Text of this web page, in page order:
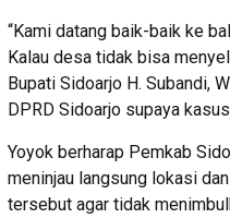
“Kami datang baik-baik ke
Kalau desa tidak bisa
Bupati Sidoarjo H. Subandi,
DPRD Sidoarjo supaya
Yoyok berharap Pemkab
meninjau langsung lokasi
tersebut agar tidak